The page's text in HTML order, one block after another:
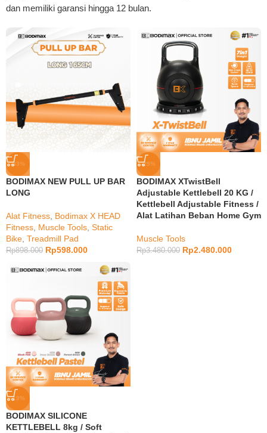
dan memiliki garansi hingga 12 bulan.
-33%
BODIMAX NEW PULL UP BAR
LONG
Alat Fitness Bodimax X HEAD
Fitness Muscle Tools Static
Bike Treadmill Pad
Rp898.000 Rp598.000
-29%
BODIMAX XTwistBell
Adjustable Kettlebell 20 KG /
Kettlebell Adjustable Fitness /
Alat Latihan Beban Home Gym
Muscle Tools
Rp3.480.000 Rp2.480.000
-19%
BODIMAX SILICONE
KETTLEBELL 8kg / Soft